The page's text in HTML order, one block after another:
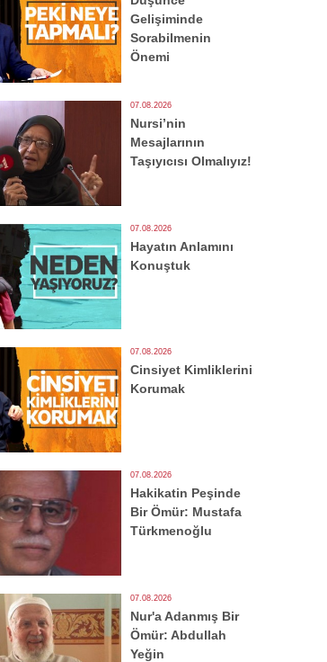
Gelişiminde
Sorabilmenin
Önemi
07.08.2026
Nursi’nin
Mesajlarının
Taşıyıcısı Olmalıyız!
07.08.2026
Hayatın Anlamını
Konuştuk
07.08.2026
Cinsiyet Kimliklerini
Korumak
07.08.2026
Hakikatin Peşinde
Bir Ömür: Mustafa
Türkmenoğlu
07.08.2026
Nur'a Adanmış Bir
Ömür: Abdullah
Yeğin